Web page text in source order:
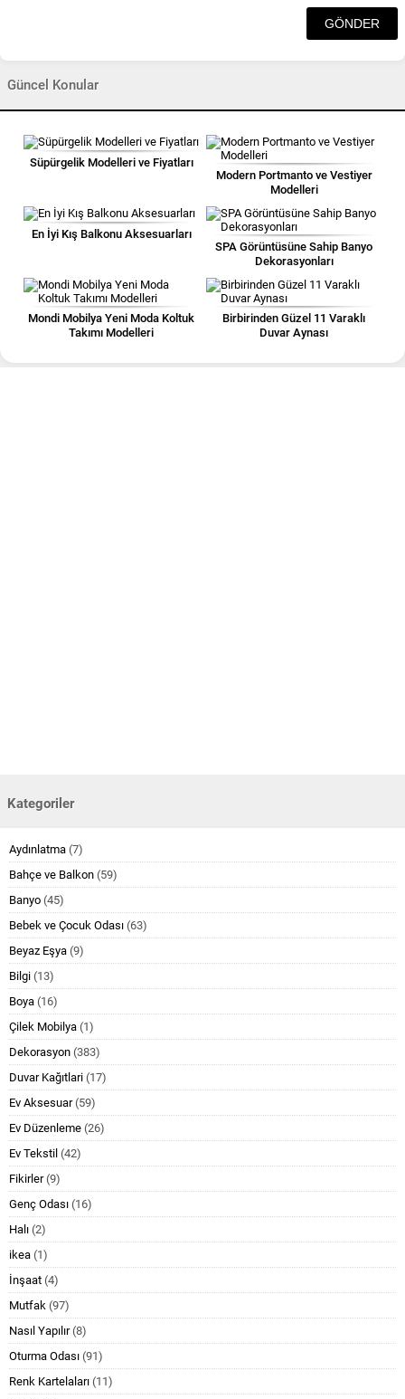
Güncel Konular
Süpürgelik Modelleri ve Fiyatları
Modern Portmanto ve Vestiyer
Modelleri
En İyi Kış Balkonu Aksesuarları
SPA Görüntüsüne Sahip Banyo
Dekorasyonları
Mondi Mobilya Yeni Moda Koltuk
Takımı Modelleri
Birbirinden Güzel 11 Varaklı
Duvar Aynası
Kategoriler
Aydınlatma (7)
Bahçe ve Balkon (59)
Banyo (45)
Bebek ve Çocuk Odası (63)
Beyaz Eşya (9)
Bilgi (13)
Boya (16)
Çilek Mobilya (1)
Dekorasyon (383)
Duvar Kağıtlari (17)
Ev Aksesuar(59)
Ev Düzenleme (26)
Ev Tekstil (42)
Fikirler(9)
Genç Odası (16)
Halı (2)
ikea (1)
İnşaat (4)
Mutfak (97)
Nasıl Yapılır(8)
Oturma Odası (91)
Renk Kartelaları (11)